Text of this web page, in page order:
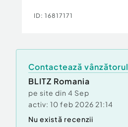
totodată avantajul
investiție!
Te aștept la vizionare
Cod ofertă / ID BLITZ:
Id intern: P170154
Confort: 1
ID: 16817171
Contactează vânzătorul
BLITZ Romania
pe site din 4 Sep
activ: 10 feb 2026 21:14
Nu există recenzii